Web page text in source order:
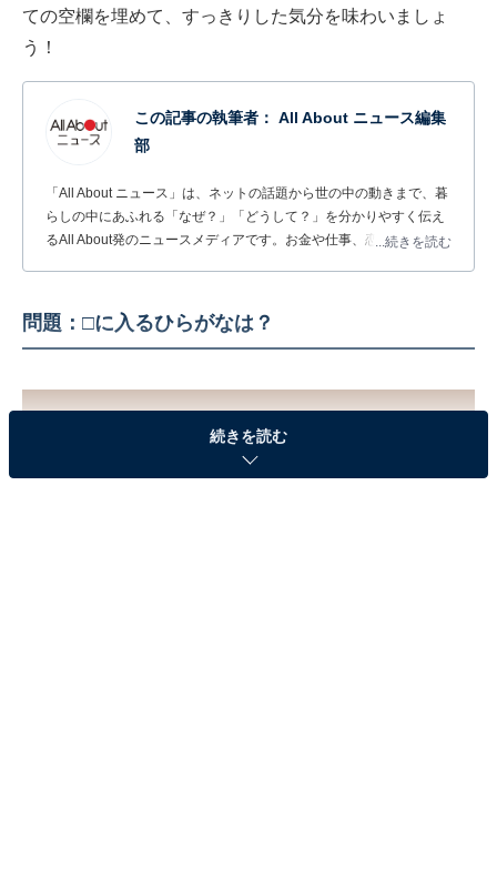
ての空欄を埋めて、すっきりした気分を味わいましょ
う！
この記事の執筆者： All About ニュース編集
部
「All About ニュース」は、ネットの話題から世の中の動きまで、暮
らしの中にあふれる「なぜ？」「どうして？」を分かりやすく伝え
るAll About発のニュースメディアです。お金や仕事、恋愛、ITに関
...続きを読む
問題：□に入るひらがなは？
続きを読む